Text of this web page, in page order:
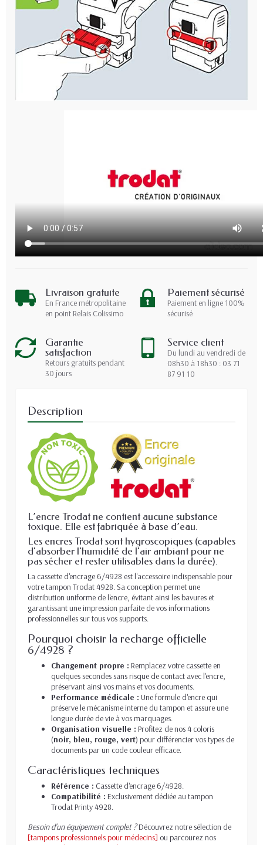
Livraison gratuite
En France métropolitaine
en point Relais Colissimo
Paiement sécurisé
Paiement en ligne 100%
sécurisé
Garantie
satisfaction
Retours gratuits pendant
30 jours
Service client
Du lundi au vendredi de
08h30 à 18h30 : 03 71
87 91 10
Description
L’encre Trodat ne contient aucune substance
toxique. Elle est fabriquée à base d’eau.
Les encres Trodat sont hygroscopiques (capables
d'absorber l'humidité de l'air ambiant pour ne
pas sécher et rester utilisables dans la durée).
La cassette d'encrage 6/4928 est l'accessoire indispensable pour
votre tampon Trodat 4928. Sa conception permet une
distribution uniforme de l'encre, évitant ainsi les bavures et
garantissant une impression parfaite de vos informations
professionnelles sur tous vos supports.
Pourquoi choisir la recharge officielle
6/4928 ?
Changement propre : Remplacez votre cassette en
quelques secondes sans risque de contact avec l'encre,
préservant ainsi vos mains et vos documents.
Performance médicale : Une formule d'encre qui
préserve le mécanisme interne du tampon et assure une
longue durée de vie à vos marquages.
Organisation visuelle : Profitez de nos 4 coloris
(noir, bleu, rouge, vert) pour différencier vos types de
documents par un code couleur efficace.
Caractéristiques techniques
Référence : Cassette d'encrage 6/4928.
Compatibilité : Exclusivement dédiée au tampon
Trodat Printy 4928.
Besoin d'un équipement complet ?Découvrez notre sélection de
[tampons professionnels pour médecins] ou parcourez nos